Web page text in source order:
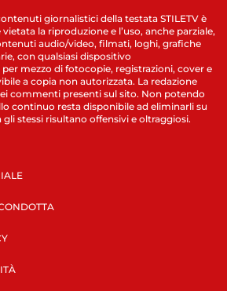
giornalistici della testata STILETV è
la riproduzione e l’uso, anche parziale,
audio/video, filmati, loghi, grafiche
con qualsiasi dispositivo
mezzo di fotocopie, registrazioni, cover e
a copia non autorizzata. La redazione
commenti presenti sul sito. Non potendo
continuo resta disponibile ad eliminarli su
gli stessi risultano offensivi e oltraggiosi.